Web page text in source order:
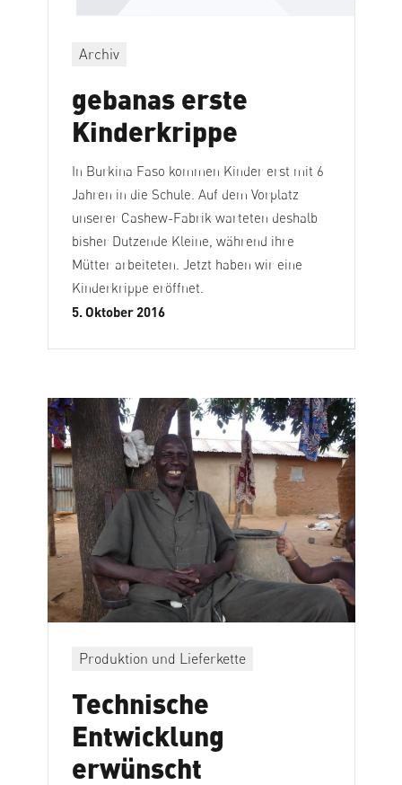
Archiv
gebanas erste
Kinderkrippe
In Burkina Faso kommen Kinder erst mit 6
Jahren in die Schule. Auf dem Vorplatz
unserer Cashew-Fabrik warteten deshalb
bisher Dutzende Kleine, während ihre
Mütter arbeiteten. Jetzt haben wir eine
Kinderkrippe eröffnet.
5. Oktober 2016
Produktion und Lieferkette
Technische
Entwicklung
erwünscht